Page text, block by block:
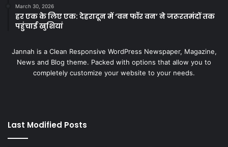
March 30, 2026
हर एक के लिए एक: देहरादून में ‘वन फॉर वन’ ने जरूरतमंदों तक
पहुंचाई खुशियां
Jannah is a Clean Responsive WordPress Newspaper, Magazine,
News and Blog theme. Packed with options that allow you to
completely customize your website to your needs.
Last Modified Posts